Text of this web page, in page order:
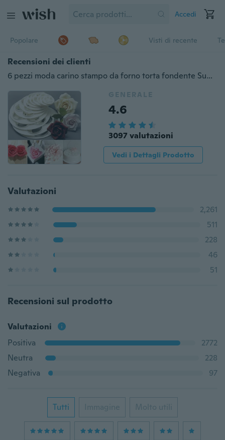
Accedi
Popolare Visti di recente
Recensioni dei clienti
6 pezzi moda carino stampo da forno torta fondente Sugarcraft stampo per biscotti fiore rosa stampo per pasta di gomma strumento per taglierina
GENERALE
4.6
3097 valutazioni
Vedi i Dettagli Prodotto
Valutazioni
2,261
511
228
46
51
Recensioni sul prodotto
Valutazioni
Positiva
2772
Neutra
228
Negativa
97
Tutti Immagine Molto utili